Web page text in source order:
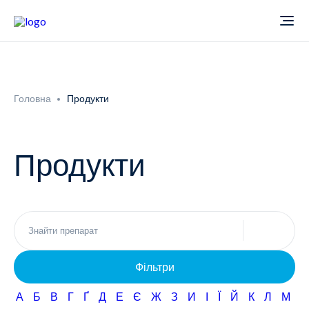
Новини
Неврологія
Фармаконагляд
Кар'єра
Головна Продукти
Продукти
Фільтри
А Б В Г Ґ Д Е Є Ж З И І Ї Й К Л М